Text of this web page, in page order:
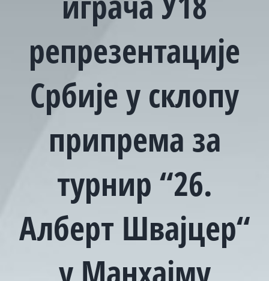
репрезентације
Србије у склопу
припрема за
турнир “26.
Алберт Швајцер“
у Манхајму